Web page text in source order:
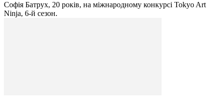
Софія Батрух, 20 років, на міжнародному конкурсі Tokyo Art
Ninja, 6-й сезон.